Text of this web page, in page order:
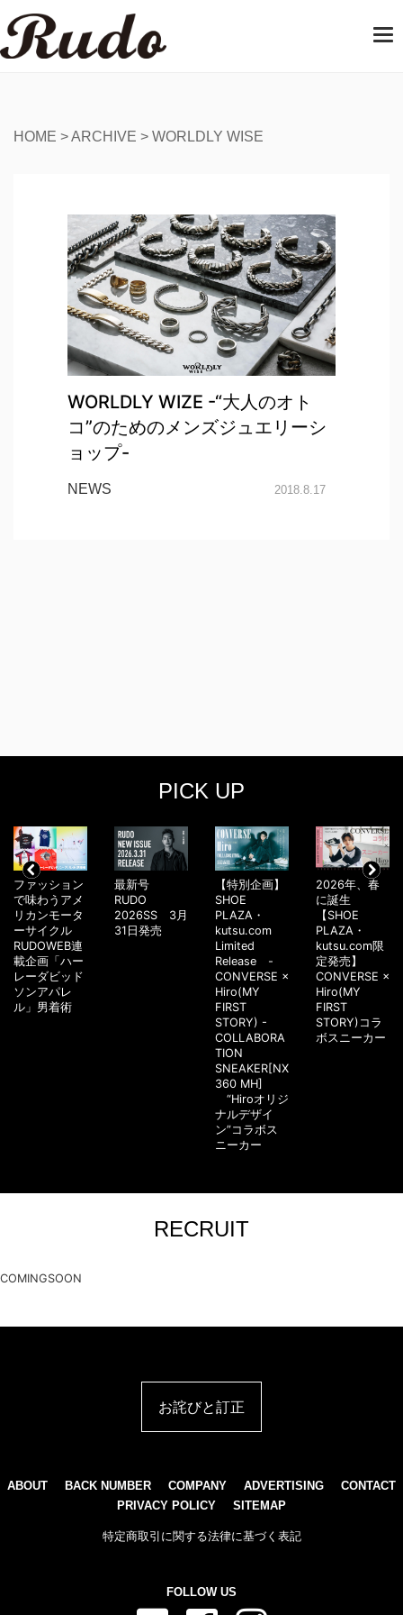
T
HOME >ARCHIVE > WORLDLY WISE
WORLDLY WIZE -“大人のオト
コ”のためのメンズジュエリーシ
ョップ-
NEWS 2018.8.17
PICK UP
ファッション
で味わうアメ
リカンモータ
ーサイクル
RUDOWEB連
載企画「ハー
レーダビッド
ソンアパレ
ル」男着術
最新号
RUDO
2026SS 3月
31日発売
【特別企画】
SHOE
PLAZA・
kutsu.com
Limited
Release -
CONVERSE ×
Hiro(MY
FIRST
STORY) -
COLLABORA
TION
SNEAKER[NX
360 MH]
“Hiroオリジ
ナルデザイ
ン”コラボス
ニーカー
2026年、春
に誕生
【SHOE
PLAZA・
kutsu.com限
定発売】
CONVERSE ×
Hiro(MY
FIRST
STORY)コラ
ボスニーカー
RECRUIT
COMINGSOON
お詫びと訂正
ABOUT BACK NUMBER COMPANY ADVERTISING
CONTACT
PRIVACY POLICY
SITEMAP
特定商取引に関する法律に基づく表記
FOLLOW US